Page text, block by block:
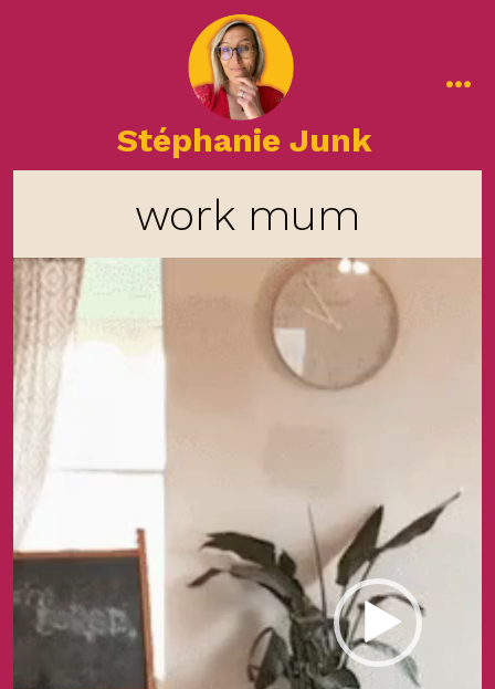
Stéphanie Junk
work mum
Lecteur
vidéo